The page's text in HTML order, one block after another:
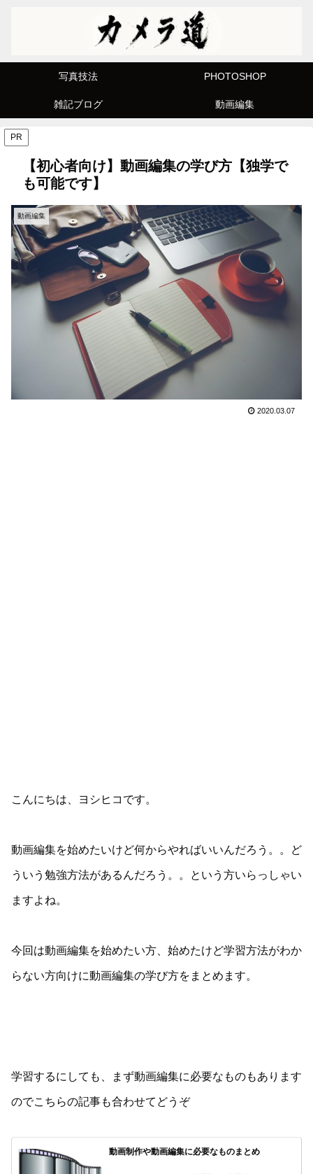
写真技法 PHOTOSHOP
雑記ブログ 動画編集
PR
【初心者向け】動画編集の学び方【独学で
も可能です】
動画編集
2020.03.07
こんにちは、ヨシヒコです。
動画編集を始めたいけど何からやればいいんだろう。。ど
ういう勉強方法があるんだろう。。という方いらっしゃい
ますよね。
今回は動画編集を始めたい方、始めたけど学習方法がわか
らない方向けに動画編集の学び方をまとめます。
学習するにしても、まず動画編集に必要なものもあります
のでこちらの記事も合わせてどうぞ
動画制作や動画編集に必要なものまとめ